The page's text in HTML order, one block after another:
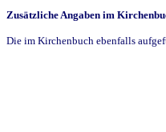
Zusätzliche Angaben im
Die im Kirchenbuch ebenfalls